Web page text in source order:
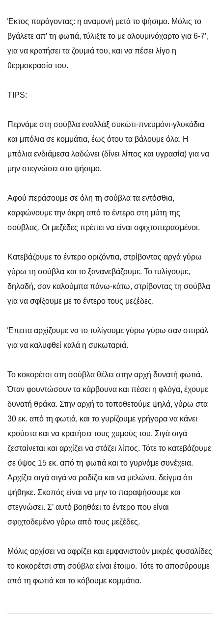
Έκτος παράγοντας: η αναμονή μετά το ψήσιμο. Μόλις το
βγάλετε απ’ τη φωτιά, τύλιξτε το με αλουμινόχαρτο για 6-7’,
για να κρατήσει τα ζουμιά του, και να πέσει λίγο η
θερμοκρασία του.
TIPS:
Περνάμε στη σούβλα εναλλάξ συκώτι-πνευμόνι-γλυκάδια
και μπόλια σε κομμάτια, έως ότου τα βάλουμε όλα. Η
μπόλια ενδιάμεσα λαδώνει (δίνει λίπος και υγρασία) για να
μην στεγνώσει στο ψήσιμο.
Αφού περάσουμε σε όλη τη σούβλα τα εντόσθια,
καρφώνουμε την άκρη από το έντερο στη μύτη της
σούβλας. Οι μεζέδες πρέπει να είναι σφιχτοπερασμένοι.
Κατεβάζουμε το έντερο οριζόντια, στρίβοντας αργά γύρω
γύρω τη σούβλα και το ξανανεβάζουμε. Το τυλίγουμε,
δηλαδή, σαν καλούμπα πάνω-κάτω, στρίβοντας τη σούβλα
για να σφίξουμε με το έντερο τους μεζέδες.
Έπειτα αρχίζουμε να το τυλίγουμε γύρω γύρω σαν σπιράλ
για να καλυφθεί καλά η συκωταριά.
Το κοκορέτσι στη σούβλα θέλει στην αρχή δυνατή φωτιά.
Όταν φουντώσουν τα κάρβουνα και πέσει η φλόγα, έχουμε
δυνατή θράκα. Στην αρχή το τοποθετούμε ψηλά, γύρω στα
30 εκ. από τη φωτιά, και το γυρίζουμε γρήγορα να κάνει
κρούστα και να κρατήσει τους χυμούς του. Σιγά σιγά
ζεσταίνεται και αρχίζει να στάζει λίπος. Τότε το κατεβάζουμε
σε ύψος 15 εκ. από τη φωτιά και το γυρνάμε συνέχεια.
Αρχίζει σιγά σιγά να ροδίζει και να μελώνει, δείγμα ότι
ψήθηκε. Σκοπός είναι να μην το παραψήσουμε και
στεγνώσει. Σ’ αυτό βοηθάει το έντερο που είναι
σφιχτοδεμένο γύρω από τους μεζέδες.
Μόλις αρχίσει να αφρίζει και εμφανιστούν μικρές φυσαλίδες
το κοκορέτσι στη σούβλα είναι έτοιμο. Τότε το αποσύρουμε
από τη φωτιά και το κόβουμε κομμάτια.